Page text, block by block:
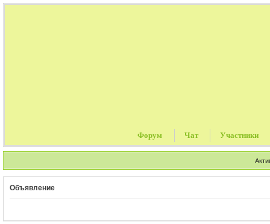
Форум Чат Участники
Объявление